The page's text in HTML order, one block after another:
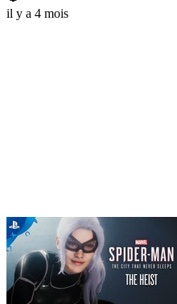
il y a 4 mois